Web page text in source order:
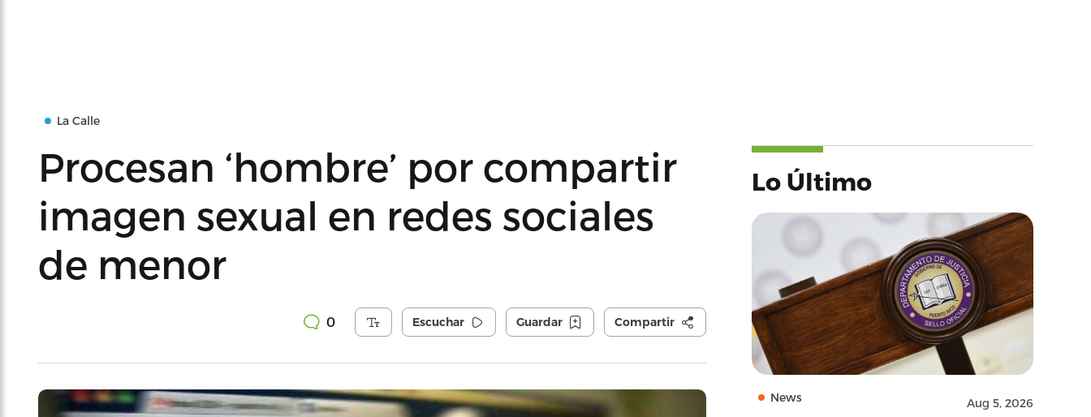
La Calle
Procesan ‘hombre’ por compartir
imagen sexual en redes sociales
de menor
0 Escuchar Guardar Compartir
Lo Último
News Aug 5, 2026